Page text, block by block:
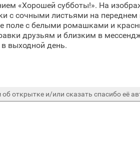
«Хорошей субботы!». На
с сочными листьями на переднем
поле с белыми ромашками и
друзьям и близким в
в выходной день.
открытке и/или сказать спасибо её